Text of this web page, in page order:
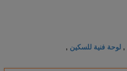
, لوحة فنية للسكين ,